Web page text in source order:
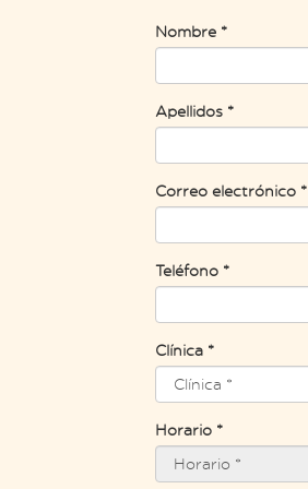
Nombre *
Apellidos *
Correo electrónico *
Teléfono *
Clínica *
Horario *